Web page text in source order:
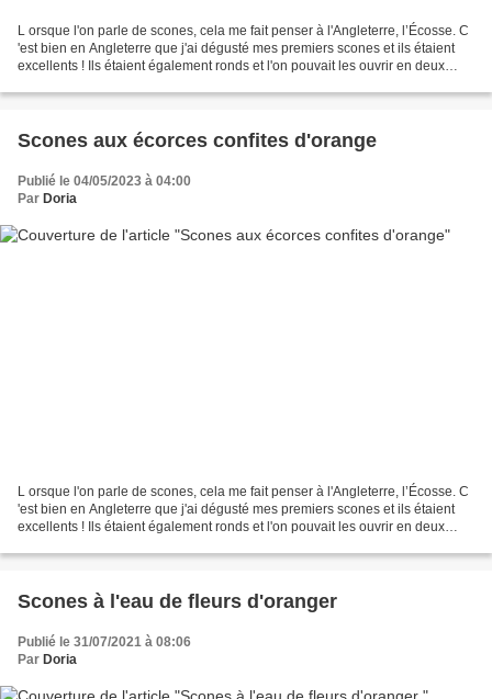
L orsque l'on parle de scones, cela me fait penser à l'Angleterre, l’Écosse. C
'est bien en Angleterre que j'ai dégusté mes premiers scones et ils étaient
excellents ! Ils étaient également ronds et l'on pouvait les ouvrir en deux
Scones aux écorces confites d'orange
Publié le 04/05/2023 à 04:00
Par Doria
L orsque l'on parle de scones, cela me fait penser à l'Angleterre, l’Écosse. C
'est bien en Angleterre que j'ai dégusté mes premiers scones et ils étaient
excellents ! Ils étaient également ronds et l'on pouvait les ouvrir en deux
Scones à l'eau de fleurs d'oranger
Publié le 31/07/2021 à 08:06
Par Doria